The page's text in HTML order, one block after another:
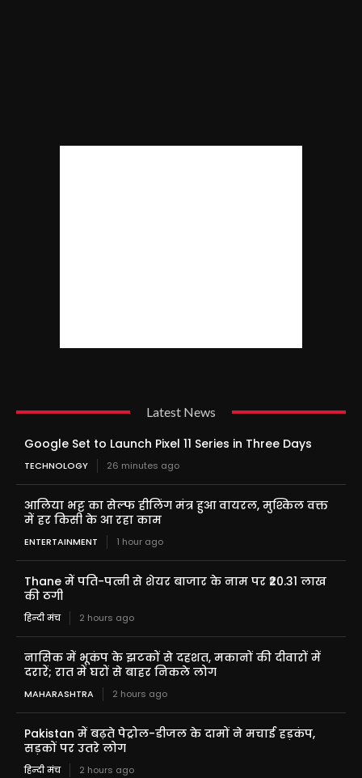
Latest News
Google Set to Launch Pixel 11 Series in Three Days
TECHNOLOGY 26 minutes ago
आलिया भट्ट का सेल्फ हीलिंग मंत्र हुआ वायरल, मुश्किल वक्त
में हर किसी के आ रहा काम
ENTERTAINMENT 1 hour ago
Thane में पति-पत्नी से शेयर बाजार के नाम पर ₹20.31 लाख
की ठगी
हिन्दी मंच 2 hours ago
नासिक में भूकंप के झटकों से दहशत, मकानों की दीवारों में
दरारें; रात में घरों से बाहर निकले लोग
MAHARASHTRA 2 hours ago
Pakistan में बढ़ते पेट्रोल-डीजल के दामों ने मचाई हड़कंप,
सड़कों पर उतरे लोग
हिन्दी मंच 2 hours ago